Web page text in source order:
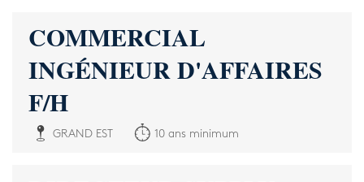
COMMERCIAL
INGÉNIEUR D'AFFAIRES
F/H
GRAND EST 10 ans minimum